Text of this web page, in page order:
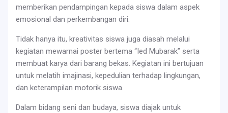
memberikan pendampingan kepada siswa dalam aspek
emosional dan perkembangan diri.
Tidak hanya itu, kreativitas siswa juga diasah melalui
kegiatan mewarnai poster bertema “Ied Mubarak” serta
membuat karya dari barang bekas. Kegiatan ini bertujuan
untuk melatih imajinasi, kepedulian terhadap lingkungan,
dan keterampilan motorik siswa.
Dalam bidang seni dan budaya, siswa diajak untuk